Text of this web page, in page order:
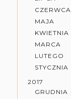
CZERWCA
MAJA
KWIETNIA
MARCA
LUTEGO
STYCZNIA
2017
GRUDNIA